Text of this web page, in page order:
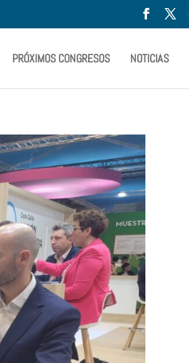
PRÓXIMOS CONGRESOS NOTICIAS